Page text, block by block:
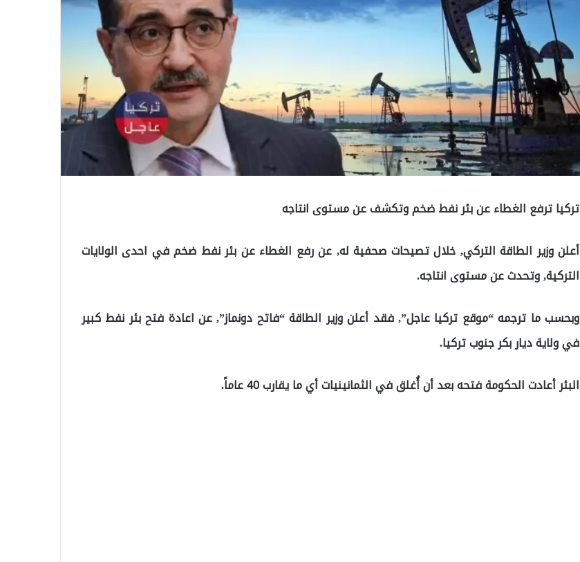
تركيا ترفع الغطاء عن بئر نفط ضخم وتكشف عن مستوى انتاجه
أعلن وزير الطاقة التركي, خلال تصيحات صحفية له, عن رفع الغطاء عن بئر نفط ضخم في احدى الولايات
التركية, وتحدث عن مستوى انتاجه.
وبحسب ما ترجمه “موقع تركيا عاجل”, فقد أعلن وزير الطاقة “فاتح دونماز”, عن اعادة فتح بئر نفط كبير
في ولاية ديار بكر جنوب تركيا.
البئر أعادت الحكومة فتحه بعد أن أُغلق في الثمانينيات أي ما يقارب 40 عاماً.